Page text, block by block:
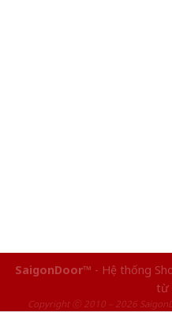
SaigonDoor™ - Hệ thống
từ
Copyright ⓒ 2010 – 2026